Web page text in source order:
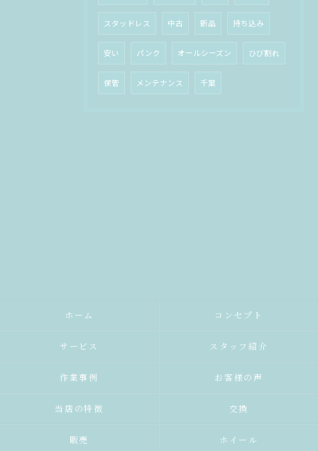
スタッドレス 中古 新品 持ち込み
安い パンク オールシーズン ひび割れ
保管 メンテナンス 千葉
ホーム コンセプト
サービス スタッフ紹介
作業事例 お客様の声
当店の特徴 交換
販売 ホイール